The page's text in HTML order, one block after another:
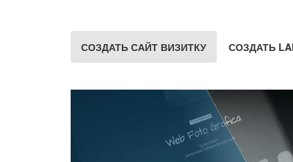
СОЗДАТЬ САЙТ ВИЗИТКУ СОЗДАТЬ